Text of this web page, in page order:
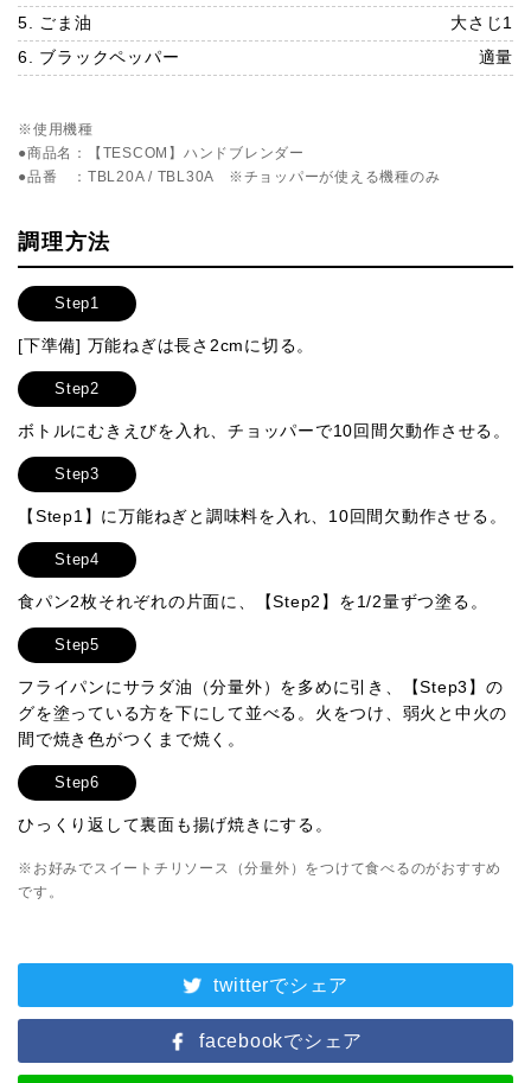
5. ごま油
大さじ1
6. ブラックペッパー
適量
※使用機種
●商品名：【TESCOM】ハンドブレンダー
●品番 ：TBL20A / TBL30A ※チョッパーが使える機種のみ
調理方法
Step1
[下準備] 万能ねぎは長さ2cmに切る。
Step2
ボトルにむきえびを入れ、チョッパーで10回間欠動作させる。
Step3
【Step1】に万能ねぎと調味料を入れ、10回間欠動作させる。
Step4
食パン2枚それぞれの片面に、【Step2】を1/2量ずつ塗る。
Step5
フライパンにサラダ油（分量外）を多めに引き、【Step3】の
グを塗っている方を下にして並べる。火をつけ、弱火と中火の
間で焼き色がつくまで焼く。
Step6
ひっくり返して裏面も揚げ焼きにする。
※お好みでスイートチリソース（分量外）をつけて食べるのがおすすめ
です。
twitterでシェア
facebookでシェア